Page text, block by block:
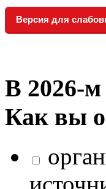
Версия для
В
Как вы